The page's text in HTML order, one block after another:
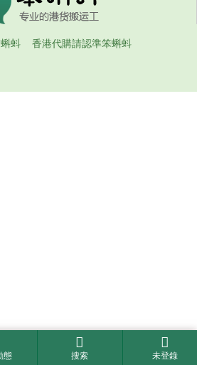
蚪 香港代購請認準笨蝌蚪
態 搜索 未登錄